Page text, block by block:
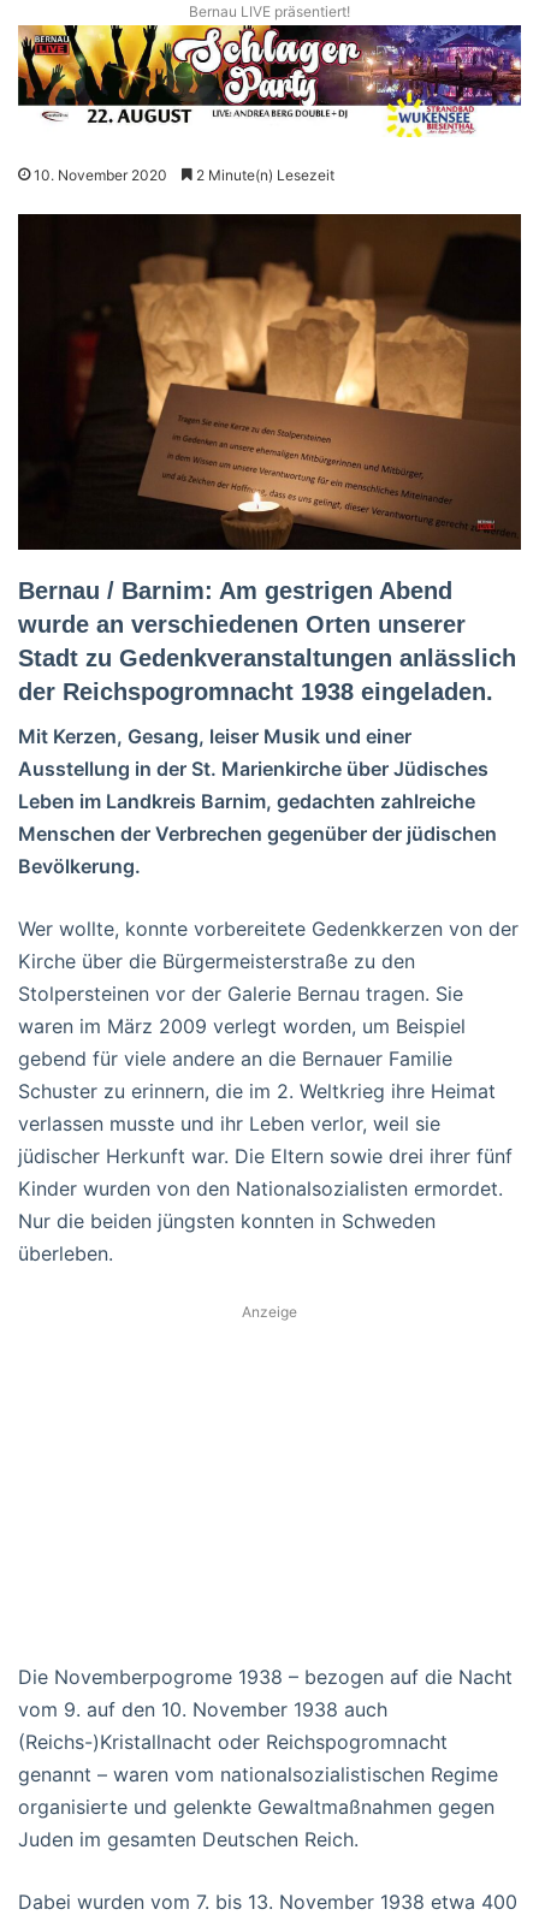
Bernau LIVE präsentiert!
10. November 2020 2 Minute(n) Lesezeit
Bernau / Barnim: Am gestrigen Abend
wurde an verschiedenen Orten unserer
Stadt zu Gedenkveranstaltungen anlässlich
der Reichspogromnacht 1938 eingeladen.
Mit Kerzen, Gesang, leiser Musik und einer
Ausstellung in der St. Marienkirche über Jüdisches
Leben im Landkreis Barnim, gedachten zahlreiche
Menschen der Verbrechen gegenüber der jüdischen
Bevölkerung.
Wer wollte, konnte vorbereitete Gedenkkerzen von der
Kirche über die Bürgermeisterstraße zu den
Stolpersteinen vor der Galerie Bernau tragen. Sie
waren im März 2009 verlegt worden, um Beispiel
gebend für viele andere an die Bernauer Familie
Schuster zu erinnern, die im 2. Weltkrieg ihre Heimat
verlassen musste und ihr Leben verlor, weil sie
jüdischer Herkunft war. Die Eltern sowie drei ihrer fünf
Kinder wurden von den Nationalsozialisten ermordet.
Nur die beiden jüngsten konnten in Schweden
überleben.
Anzeige
Die Novemberpogrome 1938 – bezogen auf die Nacht
vom 9. auf den 10. November 1938 auch
(Reichs-)Kristallnacht oder Reichspogromnacht
genannt – waren vom nationalsozialistischen Regime
organisierte und gelenkte Gewaltmaßnahmen gegen
Juden im gesamten Deutschen Reich.
Dabei wurden vom 7. bis 13. November 1938 etwa 400